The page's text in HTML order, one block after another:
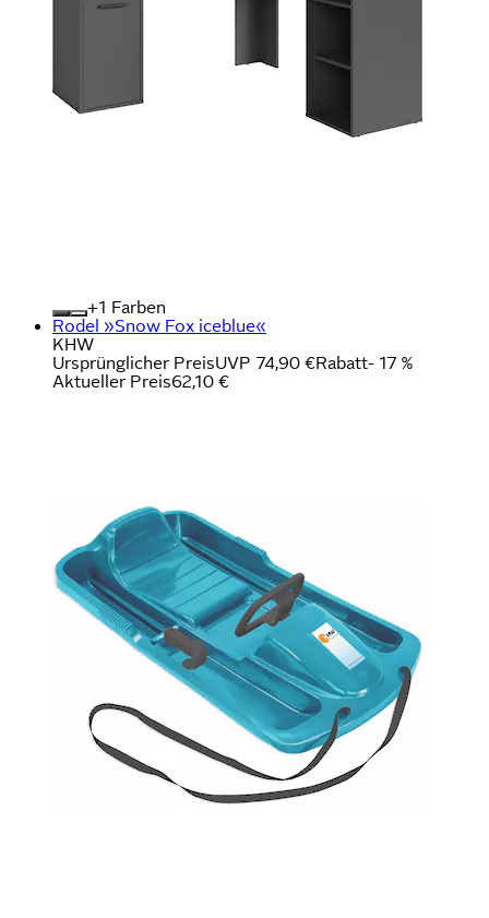
+
Farben
Rodel »Snow Fox iceblue«
KHW
Ursprünglicher PreisUVP 74,90 €Rabatt- 17 %
Aktueller Preis62,10 €